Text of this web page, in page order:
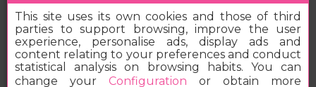
This site uses its own cookies and those of third
parties to support browsing, improve the user
experience, personalise ads, display ads and
content relating to your preferences and conduct
statistical analysis on browsing habits. You can
change your Configuration or obtain more